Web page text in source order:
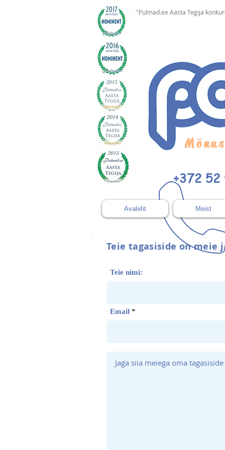
"Pulmad.ee Aasta Tegija
+372
Avaleht Meist
Teie tagasiside on meie
Teie nimi:
Email